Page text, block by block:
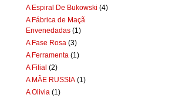
A Espiral De Bukowski (4)
A Fábrica de Maçã
Envenedadas (1)
A Fase Rosa (3)
A Ferramenta (1)
A Filial (2)
A MÃE RUSSIA (1)
A Olivia (1)